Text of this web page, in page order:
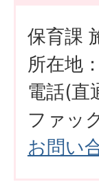
保育課
所在地
電話(
ファッ
お問い